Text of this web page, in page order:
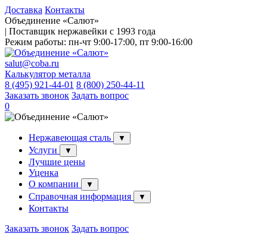
Доставка Контакты
Объединение «Салют»
| Поставщик нержавейки с 1993 года
Режим работы: пн-чт 9:00-17:00, пт 9:00-16:00
salut@coba.ru
Калькулятор металла
8 (495) 921-44-01 8 (800) 250-44-11
Заказать звонок Задать вопрос
0
Нержавеющая сталь ▼
Услуги ▼
Лучшие цены
Уценка
О компании
▼
Справочная информация ▼
Контакты
Заказать звонок Задать вопрос